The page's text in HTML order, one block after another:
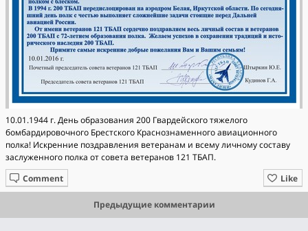
10.01.1944 г. День образования 200 Гвардейского тяжелого
бомбардировочного Брестского Краснознаменного авиационного
полка! Искренние поздравления ветеранам и всему личному составу
заслуженного полка от совета ветеранов 121 ТБАП.
Like
Comment
Предыдущие комментарии